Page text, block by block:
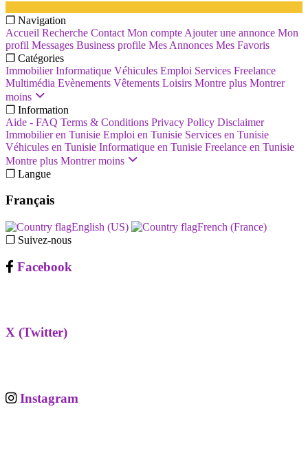
❐ Navigation
Accueil Recherche Contact Mon compte Ajouter une annonce Mon
profil Messages Business profile Mes Annonces Mes Favoris
❐ Catégories
Immobilier Informatique Véhicules Emploi Services Freelance
Multimédia Evènements Vêtements Loisirs Montre plus Montrer
moins
❐ Information
Aide - FAQ Terms & Conditions Privacy Policy Disclaimer
Immobilier en Tunisie Emploi en Tunisie Services en Tunisie
Véhicules en Tunisie Informatique en Tunisie Freelance en Tunisie
Montre plus Montrer moins
❐ Langue
Français
English (US)‎
French (France)‎
❐ Suivez-nous
Facebook
X (Twitter)
Instagram